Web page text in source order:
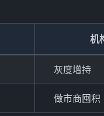
机
灰度增持
做市商囤积